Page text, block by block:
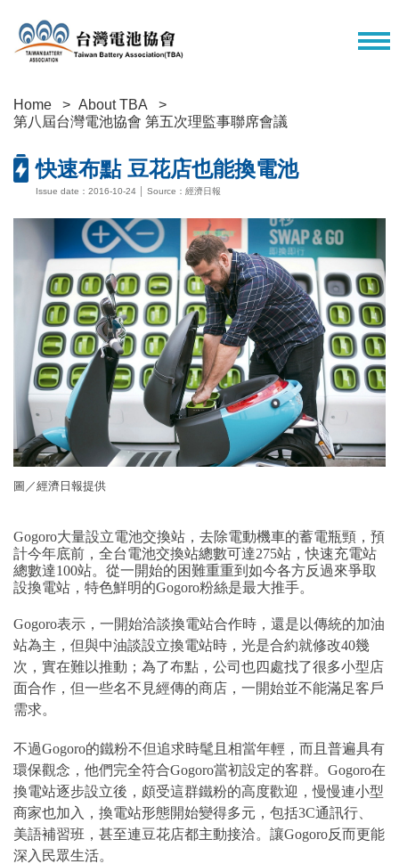
Home
About TBA
第八屆台灣電池協會 第五次理監事聯席會議
快速布點 豆花店也能換電池
Issue date：2016-10-24 │ Source：經濟日報
圖／經濟日報提供
Gogoro大量設立電池交換站，去除電動機車的蓄電瓶頸，預
計今年底前，全台電池交換站總數可達275站，快速充電站
總數達100站。從一開始的困難重重到如今各方反過來爭取
設換電站，特色鮮明的Gogoro粉絲是最大推手。
Gogoro表示，一開始洽談換電站合作時，還是以傳統的加油
站為主，但與中油談設立換電站時，光是合約就修改40幾
次，實在難以推動；為了布點，公司也四處找了很多小型店
面合作，但一些名不見經傳的商店，一開始並不能滿足客戶
需求。
不過Gogoro的鐵粉不但追求時髦且相當年輕，而且普遍具有
環保觀念，他們完全符合Gogoro當初設定的客群。Gogoro在
換電站逐步設立後，頗受這群鐵粉的高度歡迎，慢慢連小型
商家也加入，換電站形態開始變得多元，包括3C通訊行、
美語補習班，甚至連豆花店都主動接洽。讓Gogoro反而更能
深入民眾生活。